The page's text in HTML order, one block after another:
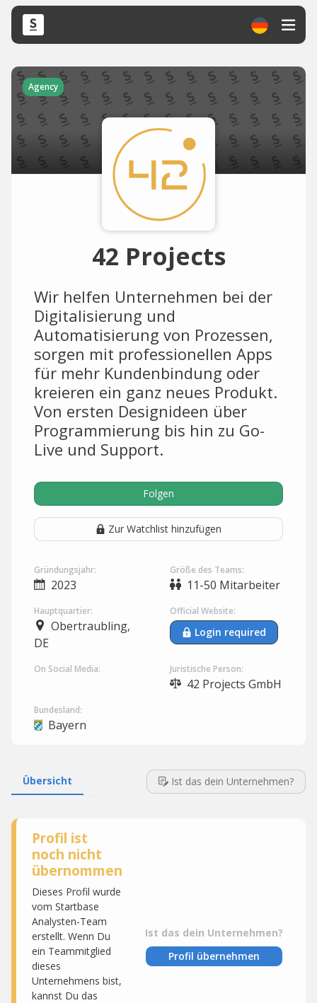
Agency
42 Projects
Wir helfen Unternehmen bei der
Digitalisierung und
Automatisierung von Prozessen,
sorgen mit professionellen Apps
für mehr Kundenbindung oder
kreieren ein ganz neues Produkt.
Von ersten Designideen über
Programmierung bis hin zu Go-
Live und Support.
Folgen
Zur Watchlist hinzufügen
Gründungsjahr:
2023
Größe des Teams:
11-50 Mitarbeiter
Hauptquartier:
Obertraubling,
DE
Official Website:
Login required
On Social Media: Juristische Person:
42 Projects GmbH
Bundesland:
Bayern
Übersicht Ist das dein Unternehmen?
Profil ist
noch nicht
übernommen
Dieses Profil wurde
vom Startbase
Analysten-Team
erstellt. Wenn Du
ein Teammitglied
dieses
Unternehmens bist,
kannst Du das
Ist das dein Unternehmen?
Profil übernehmen